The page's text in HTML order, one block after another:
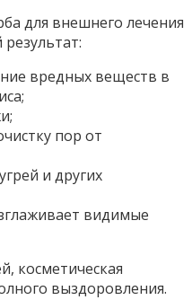
для внешнего лечения
вредных веществ в
пор от
и других
видимые
косметическая
выздоровления.